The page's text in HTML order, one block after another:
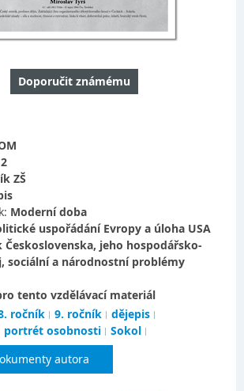
Doporučit známému
ZŠ
Moderní doba
uspořádání Evropy a úloha USA
Československa, jeho hospodářsko-
sociální a národnostní problémy
tento vzdělávací materiál
ročník 9. ročník
dějepis
portrét osobnosti
Sokol
autora